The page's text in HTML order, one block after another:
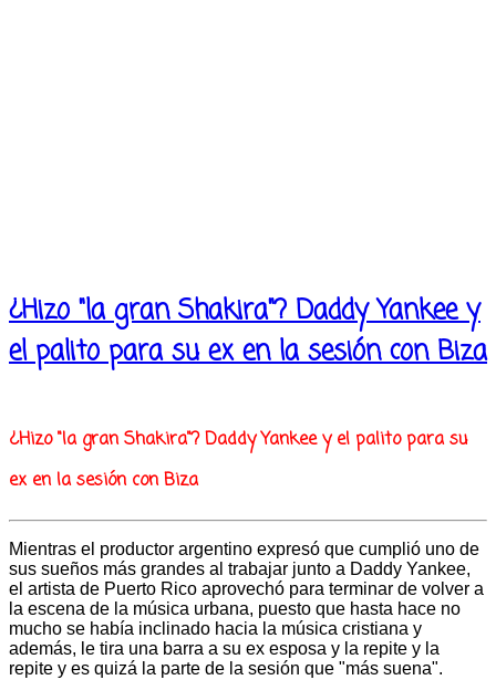
¿Hizo "la gran Shakira"? Daddy Yankee y
el palito para su ex en la sesión con Biza
¿Hizo "la gran Shakira"? Daddy Yankee y el palito para su
ex en la sesión con Biza
Mientras el productor argentino expresó que cumplió uno de
sus sueños más grandes al trabajar junto a Daddy Yankee,
el artista de Puerto Rico aprovechó para terminar de volver a
la escena de la música urbana, puesto que hasta hace no
mucho se había inclinado hacia la música cristiana y
además, le tira una barra a su ex esposa y la repite y la
repite y es quizá la parte de la sesión que "más suena".